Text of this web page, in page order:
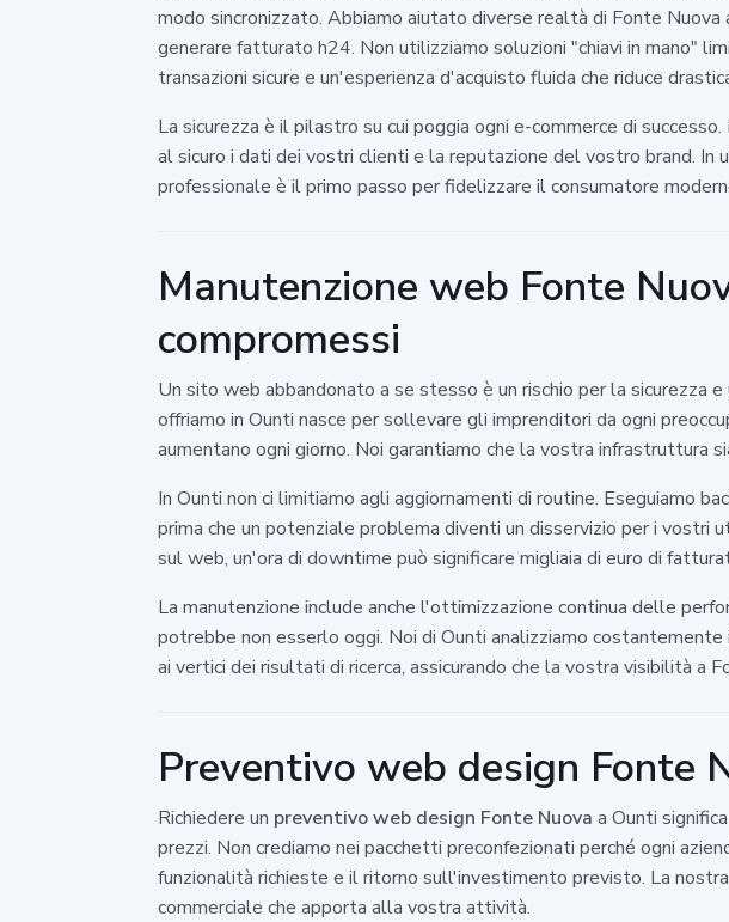
modo sincronizzato. Abbiamo aiutato diverse realtà di Fonte
generare fatturato h24. Non utilizziamo soluzioni "chiavi in mano"
transazioni sicure e un'esperienza d'acquisto fluida che riduce
La sicurezza è il pilastro su cui poggia ogni e-commerce di
al sicuro i dati dei vostri clienti e la reputazione del vostro brand.
professionale è il primo passo per fidelizzare il consumatore
Manutenzione web Fonte
compromessi
Un sito web abbandonato a se stesso è un rischio per la sicurezza
offriamo in Ounti nasce per sollevare gli imprenditori da ogni
aumentano ogni giorno. Noi garantiamo che la vostra infrastruttura
In Ounti non ci limitiamo agli aggiornamenti di routine. Eseguiamo
prima che un potenziale problema diventi un disservizio per i
sul web, un'ora di downtime può significare migliaia di euro di
La manutenzione include anche l'ottimizzazione continua delle
potrebbe non esserlo oggi. Noi di Ounti analizziamo
ai vertici dei risultati di ricerca, assicurando che la vostra visibilità a
Preventivo web design Fonte
Richiedere un preventivo web design Fonte Nuova a Ounti
prezzi. Non crediamo nei pacchetti preconfezionati perché ogni
funzionalità richieste e il ritorno sull'investimento previsto. La
commerciale che apporta alla vostra attività.